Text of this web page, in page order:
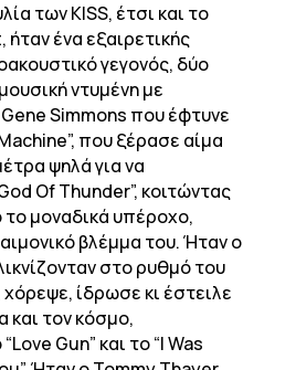
των KISS, έτσι και το
ένα εξαιρετικής
γεγονός, δύο
ντυμένη με
Simmons που έφτυνε
που ξέρασε αίμα
ψηλά για να
Of Thunder”, κοιτώντας
το μοναδικά υπέροχο,
βλέμμα του. Ήταν ο
στο ρυθμό του
χόρεψε, ίδρωσε κι έστειλε
και τον κόσμο,
Gun” και το “I Was